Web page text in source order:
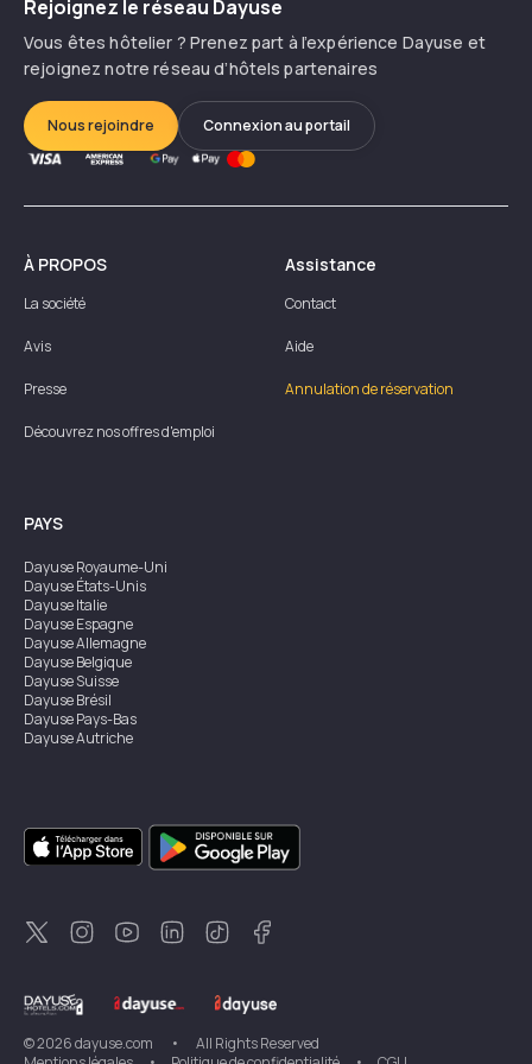
Rejoignez le réseau Dayuse
Vous êtes hôtelier ? Prenez part à l’expérience Dayuse et
rejoignez notre réseau d’hôtels partenaires
Nous rejoindre Connexion au portail
À PROPOS
La société
Avis
Presse
Découvrez nos offres d'emploi
Assistance
Contact
Aide
Annulation de réservation
PAYS
DayuseRoyaume-Uni
DayuseÉtats-Unis
DayuseItalie
DayuseEspagne
DayuseAllemagne
DayuseBelgique
DayuseSuisse
DayuseBrésil
DayusePays-Bas
DayuseAutriche
DayuseSingapour
DayuseSuède
DayuseThaïlande
DayuseNouvelle-Zélande
DayuseTurquie
©2026dayuse.com •
All Rights Reserved